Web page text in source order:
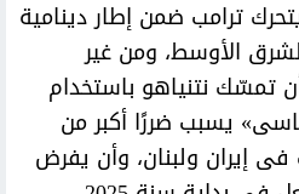
ترامب ضمن إطار دينامية
الأوسط، ومن غير
تمسّك نتنياهو باستخدام
يسبب ضررًا أكبر من
فى إيران ولبنان، وأن يفرض